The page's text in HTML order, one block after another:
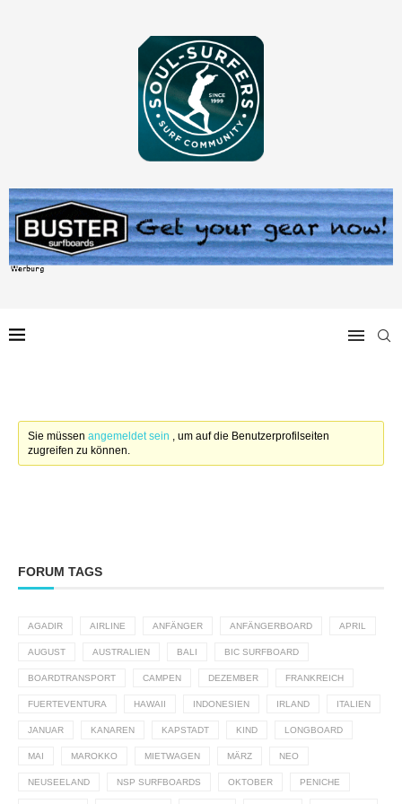
Sie müssenangemeldet sein , um auf die Benutzerprofilseiten
zugreifen zu können.
FORUM TAGS
AGADIR AIRLINE ANFÄNGER ANFÄNGERBOARD APRIL
AUGUST AUSTRALIEN BALI BIC SURFBOARD
BOARDTRANSPORT CAMPEN DEZEMBER FRANKREICH
FUERTEVENTURA HAWAII INDONESIEN IRLAND ITALIEN
JANUAR KANAREN KAPSTADT KIND LONGBOARD
MAI MAROKKO MIETWAGEN MÄRZ NEO
NEUSEELAND NSP SURFBOARDS OKTOBER PENICHE